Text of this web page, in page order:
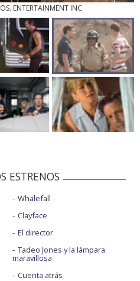
ENTERTAINMENT INC.
ESTRENOS
Whalefall
Clayface
El director
Tadeo Jones y la lámpara
maravillosa
Cuenta atrás